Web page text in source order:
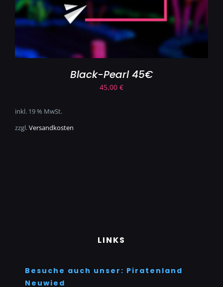
Black-Pearl 45€
45,00 €
inkl. 19 % MwSt.
zzgl.Versandkosten
LINKS
Besuche auch unser: Piratenland
Neuwied